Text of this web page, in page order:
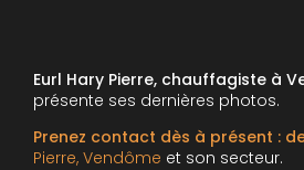
Eurl Hary Pierre, chauffagiste à
présente ses dernières photos.
Prenez contact dès à présent :
Pierre, Vendôme et son secteur.